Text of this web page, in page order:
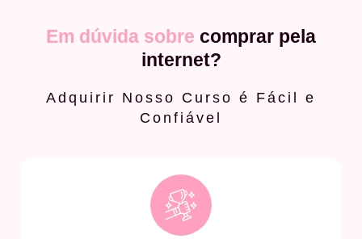
Em dúvida sobre comprar pela
internet?
Adquirir Nosso Curso é Fácil e
Confiável